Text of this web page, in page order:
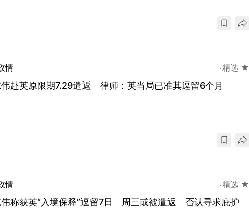
情 精选 ★
赴英原限期7.29遣返 律师：英当局已准其逗留6个月
情 精选 ★
称获英“入境保释”逗留7日 周三或被遣返 否认寻求庇护